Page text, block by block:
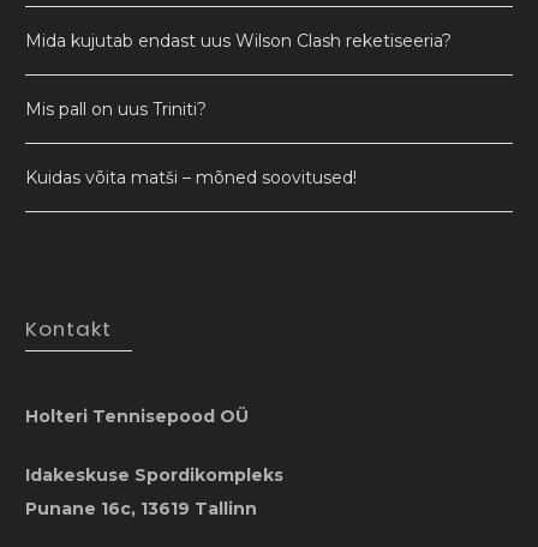
Mida kujutab endast uus Wilson Clash reketiseeria?
Mis pall on uus Triniti?
Kuidas võita matši – mõned soovitused!
Kontakt
Holteri Tennisepood OÜ
Idakeskuse Spordikompleks
Punane 16c, 13619 Tallinn